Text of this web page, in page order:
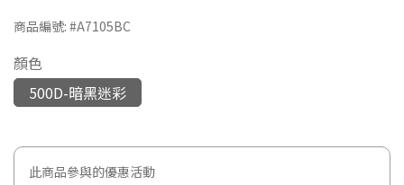
商品編號: #A7105BC
顏色
500D-暗黑迷彩
此商品參與的優惠活動